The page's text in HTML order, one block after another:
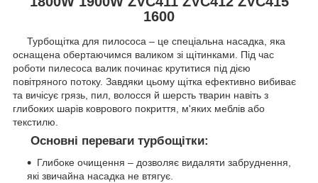
1600
Турбощітка для пилососа – це спеціальна насадка, яка
оснащена обертаючимся валиком зі щітинками. Під час
роботи пилесоса валик починає крутитися під дією
повітряного потоку. Завдяки цьому щітка ефективно вибиває
та вичісує грязь, пил, волосся й шерсть тварин навіть з
глибоких шарів коврового покриття, м'яких меблів або
текстилю.
Основні переваги турбощітки:
Глибоке очищення – дозволяє видаляти забруднення,
які звичайна насадка не втягує.